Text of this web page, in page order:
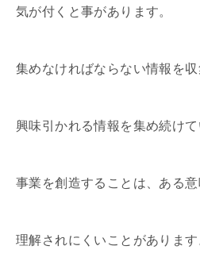
気が付くと事があります。
集めなければならない情報を収
興味引かれる情報を集め続けて
事業を創造することは、ある
理解されにくいことがありま